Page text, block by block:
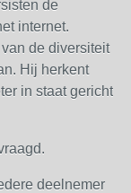
de
internet.
de diversiteit
Hij herkent
in staat gericht
deelnemer